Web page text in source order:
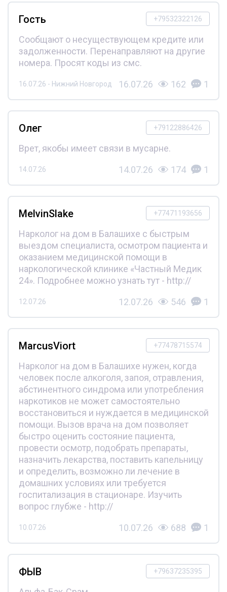
+79532322126
Гость
Сообщают о несуществующем кредите или
задолженности. Перенаправляют на другие
номера. Просят коды из смс.
16.07.26 - Нижний Новгород 16.07.26 162 1
+79122886426
Олег
Врет, якобы имеет связи в мусарне.
14.07.26 14.07.26 174 1
+77471193656
MelvinSlake
Нарколог на дом в Балашихе с быстрым
выездом специалиста, осмотром пациента и
оказанием медицинской помощи в
наркологической клинике «Частный Медик
24». Подробнее можно узнать тут - http://
12.07.26 12.07.26 546 1
+77478715574
MarcusViort
Нарколог на дом в Балашихе нужен, когда
человек после алкоголя, запоя, отравления,
абстинентного синдрома или употребления
наркотиков не может самостоятельно
восстановиться и нуждается в медицинской
помощи. Вызов врача на дом позволяет
быстро оценить состояние пациента,
провести осмотр, подобрать препараты,
назначить лекарства, поставить капельницу
и определить, возможно ли лечение в
домашних условиях или требуется
госпитализация в стационаре. Изучить
вопрос глубже - http://
10.07.26 10.07.26 688 1
+79637235395
ФЫВ